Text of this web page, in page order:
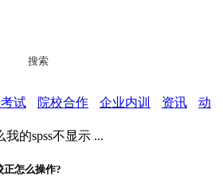
搜索
试 院校合作 企业内训 资讯
动
我的spss不显示 ...
正怎么操作?